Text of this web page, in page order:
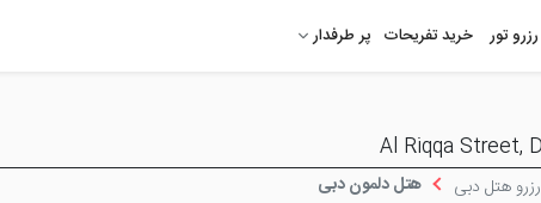
رزرو تور خرید تفریحات پر طرفدار
رزرو هتل دبی هتل دلمون دبی